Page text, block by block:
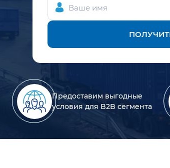
Ваше имя
Предоставим выгодные
условия для B2B сегмента